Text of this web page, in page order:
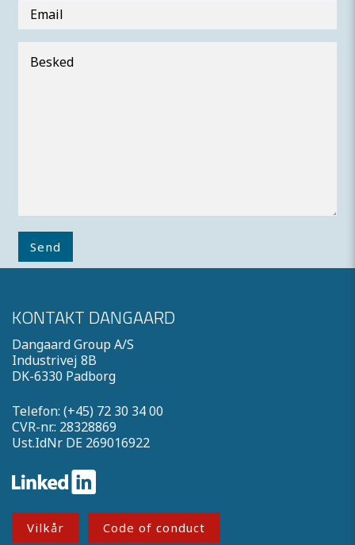
Send
KONTAKT DANGAARD
Dangaard Group A/S
Industrivej 8B
DK-6330 Padborg
Telefon: (+45) 72 30 34 00
CVR-nr.: 28328869
Ust.IdNr DE 269016922
Vilkår Code of conduct